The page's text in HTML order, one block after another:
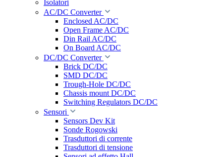
Isolatori
AC/DC Converter
Enclosed AC/DC
Open Frame AC/DC
Din Rail AC/DC
On Board AC/DC
DC/DC Converter
Brick DC/DC
SMD DC/DC
Trough-Hole DC/DC
Chassis mount DC/DC
Switching Regulators DC/DC
Sensori
Sensors Dev Kit
Sonde Rogowski
Trasduttori di corrente
Trasduttori di tensione